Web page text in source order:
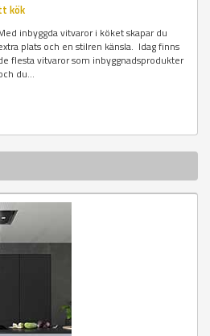
kök
inbyggda vitvaror i köket skapar du
plats och en stilren känsla. Idag finns
flesta vitvaror som inbyggnadsprodukter
du...